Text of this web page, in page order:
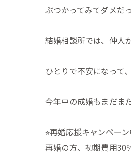
ぶつかってみてダメだ
結婚相談所では、仲人
ひとりで不安になって
今年中の成婚もまだま
⭐︎再婚応援キャンペーン
再婚の方、初期費用30